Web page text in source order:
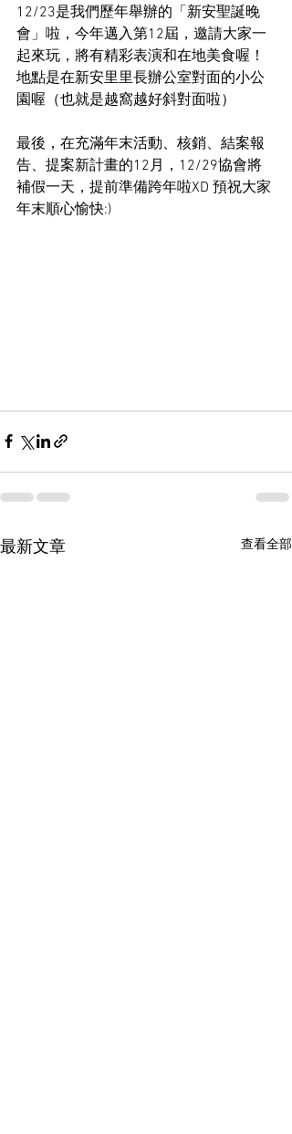
12/23是我們歷年舉辦的「新安聖誕晚
會」啦，今年邁入第12屆，邀請大家一
起來玩，將有精彩表演和在地美食喔！
地點是在新安里里長辦公室對面的小公
園喔（也就是越窩越好斜對面啦）
最後，在充滿年末活動、核銷、結案報
告、提案新計畫的12月，12/29協會將
補假一天，提前準備跨年啦XD 預祝大家
年末順心愉快:)
最新文章 查看全部